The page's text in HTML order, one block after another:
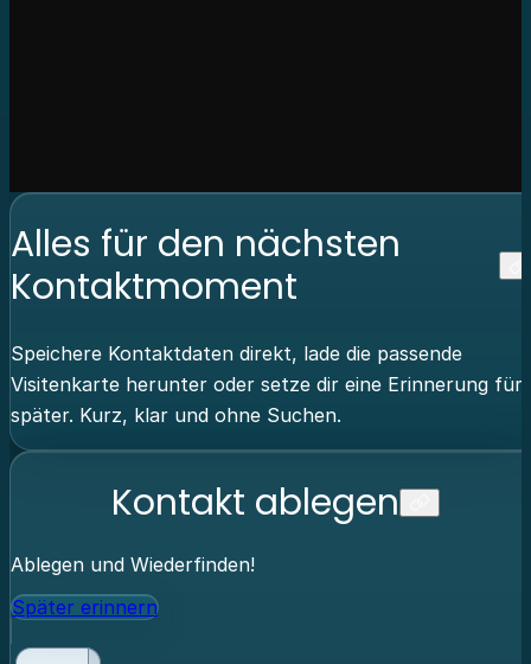
Alles für den nächsten
Kontaktmoment
Speichere Kontaktdaten direkt, lade die passende
Visitenkarte herunter oder setze dir eine Erinnerung für
später. Kurz, klar und ohne Suchen.
Kontakt ablegen
Ablegen und Wiederfinden!
Später erinnern